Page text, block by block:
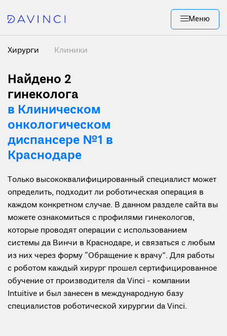
Меню
Хирурги Клиники
Найдено 2
гинеколога
в Клиническом
онкологическом
диспансере №1 в
Краснодаре
Только высококвалифицированный специалист может
определить, подходит ли роботическая операция в
каждом конкретном случае. В данном разделе сайта вы
можете ознакомиться с профилями гинекологов,
которые проводят операции с использованием
системы да Винчи в Краснодаре, и связаться с любым
из них через форму “Обращение к врачу”. Для работы
с роботом каждый хирург прошел сертифицированное
обучение от производителя da Vinci - компании
Intuitive и был занесен в международную базу
специалистов роботической хирургии da Vinci.